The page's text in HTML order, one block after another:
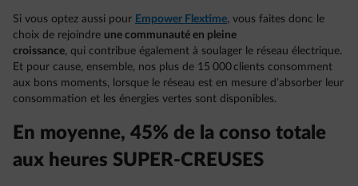
Si vous optez aussi pour Empower Flextime, vous faites donc le
choix de rejoindre une communauté en pleine
croissance, qui contribue également à soulager le réseau électrique.
Et pour cause, ensemble, nos plus de 15 000 clients consomment
aux bons moments, lorsque le réseau est en mesure d’absorber leur
consommation et les énergies vertes sont disponibles.
En moyenne, 45% de la conso totale
aux heures SUPER-CREUSES